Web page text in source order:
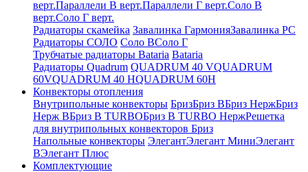
верт.Параллели В верт.Параллели Г верт.Соло В
верт.Соло Г верт.
Радиаторы скамейка Завалинка ГармонияЗавалинка РС
Радиаторы СОЛО Соло ВСоло Г
Трубчатые радиаторы Bataria Bataria
Радиаторы Quadrum QUADRUM 40 VQUADRUM
60VQUADRUM 40 HQUADRUM 60H
Конвекторы отопления
Внутрипольные конвекторы БризБриз ВБриз НержБриз
Нерж ВБриз В TURBOБриз В TURBO НержРешетка
для внутрипольных конвекторов Бриз
Напольные конвекторы ЭлегантЭлегант МиниЭлегант
ВЭлегант Плюс
Комплектующие